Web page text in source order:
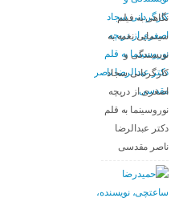
نگاهی به فیلم
سینمایی نغمه به
نویسندگی و
کارگردانی سجاد
اصغری از دریچه
نوروسینما به قلم
دکتر عبدالرضا
ناصر مقدسی